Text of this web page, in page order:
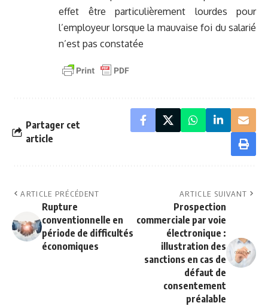
effet être particulièrement lourdes pour
l’employeur lorsque la mauvaise foi du salarié
n’est pas constatée
Partager cet
article
ARTICLE PRÉCÉDENT
Rupture
conventionnelle en
période de difficultés
économiques
ARTICLE SUIVANT
Prospection
commerciale par voie
électronique :
illustration des
sanctions en cas de
défaut de
consentement
préalable